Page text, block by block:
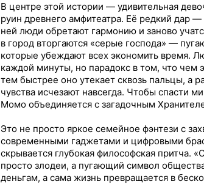
В центре этой истории — удивительная
руин древнего амфитеатра. Её редкий дар
ней люди обретают гармонию и заново
в город вторгаются «серые господа» —
которые убеждают всех экономить время.
каждой минуты, но парадокс в том, что чем
тем быстрее оно утекает сквозь пальцы, а
чувства исчезают навсегда. Чтобы спасти
Момо объединяется с загадочным
Это не просто яркое семейное фэнтези с
современными гаджетами и цифровыми
скрывается глубокая философская притча.
просто злодеи, а пугающий символ
деньгам, а сама жизнь превращается в